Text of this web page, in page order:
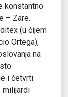
konstantno
– Zare.
(u čijem
Ortega),
na
i četvrti
milijardi